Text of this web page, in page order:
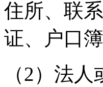
住所、联
证、户口
（2）法